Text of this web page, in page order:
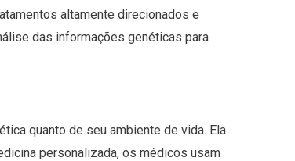
altamente direcionados e
das informações genéticas para
quanto de seu ambiente de vida. Ela
personalizada, os médicos usam